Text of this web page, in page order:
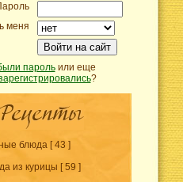
меня
Войти на сайт
парольили еще
?
блюда[ 43 ]
из курицы [ 59 ]